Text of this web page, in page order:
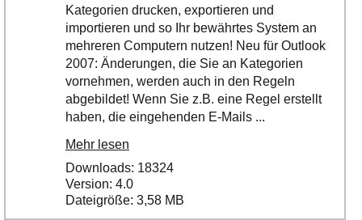
Kategorien drucken, exportieren und
importieren und so Ihr bewährtes System an
mehreren Computern nutzen! Neu für Outlook
2007: Änderungen, die Sie an Kategorien
vornehmen, werden auch in den Regeln
abgebildet! Wenn Sie z.B. eine Regel erstellt
haben, die eingehenden E-Mails ...
Mehr lesen
Downloads: 18324
Version: 4.0
Dateigröße: 3,58 MB